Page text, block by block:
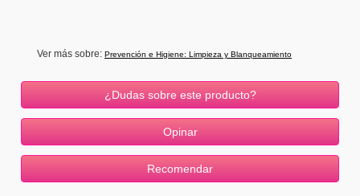
Ver más sobre: Prevención e Higiene: Limpieza y Blanqueamiento
¿Dudas sobre este producto?